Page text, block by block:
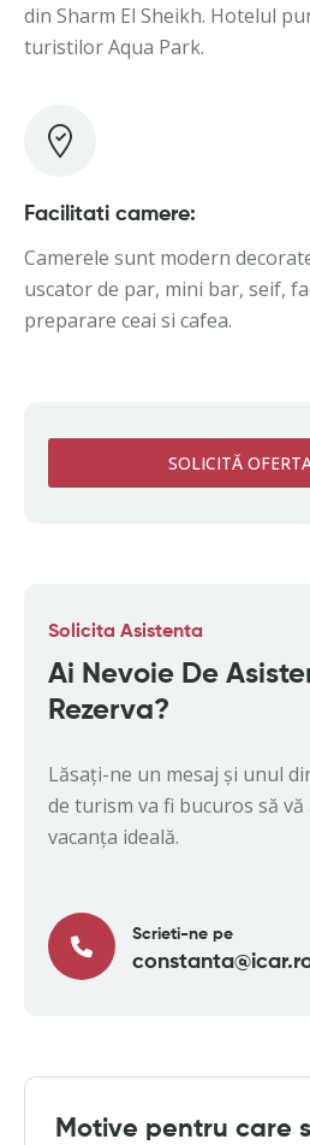
din Sharm El Sheikh. Hotelul
turistilor Aqua Park.
Facilitati camere:
Camerele sunt modern
uscator de par, mini bar, seif,
preparare ceai si cafea.
SOLICITĂ
Solicita Asistenta
Ai Nevoie De
Rezerva?
Lăsați-ne un mesaj și unul
de turism va fi bucuros să
vacanța ideală.
Scrieti-ne pe
Motive pentru care